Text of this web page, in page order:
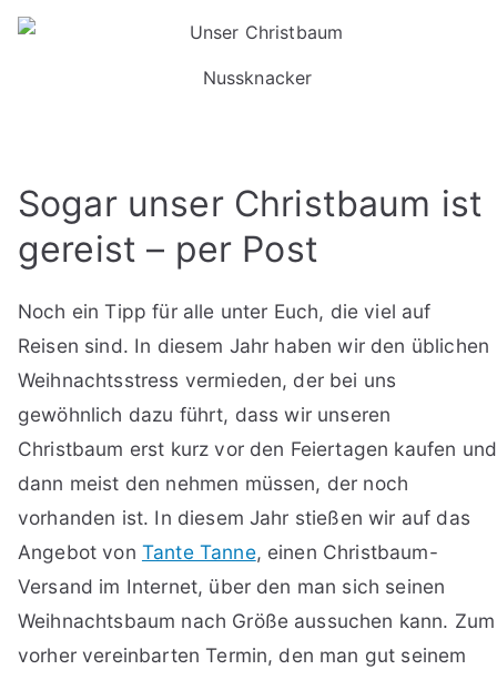
Nussknacker
Sogar unser Christbaum ist
gereist – per Post
Noch ein Tipp für alle unter Euch, die viel auf
Reisen sind. In diesem Jahr haben wir den üblichen
Weihnachtsstress vermieden, der bei uns
gewöhnlich dazu führt, dass wir unseren
Christbaum erst kurz vor den Feiertagen kaufen und
dann meist den nehmen müssen, der noch
vorhanden ist. In diesem Jahr stießen wir auf das
Angebot von Tante Tanne, einen Christbaum-
Versand im Internet, über den man sich seinen
Weihnachtsbaum nach Größe aussuchen kann. Zum
vorher vereinbarten Termin, den man gut seinem